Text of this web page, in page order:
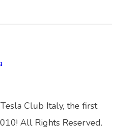
Club Italy, the first
All Rights Reserved.